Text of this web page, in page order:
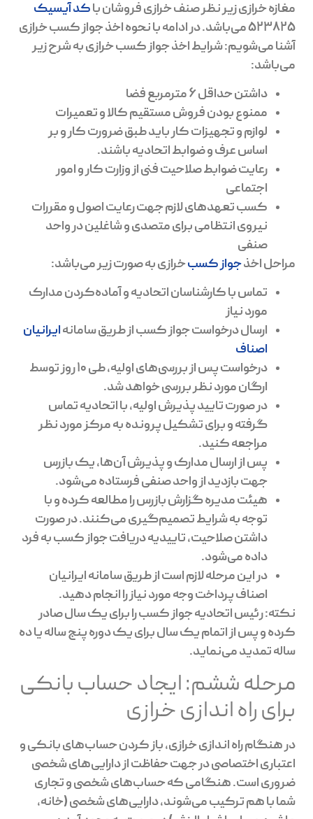
مغازه خرازی زیر نظر صنف خرازی فروشان باکد آیسیک
523825 می‌باشد. در ادامه با نحوه اخذ جواز کسب خرازی
آشنا می‌شویم: شرایط اخذ جواز کسب خرازی به شرح زیر
می‌باشد:
داشتن حداقل 6 مترمربع فضا
ممنوع بودن فروش مستقیم کالا و تعمیرات
لوازم و تجهیزات کار باید طبق ضرورت کار و بر
اساس عرف و ضوابط اتحادیه باشند.
رعایت ضوابط صلاحیت فنی از وزارت کار و امور
اجتماعی
کسب تعهدهای لازم جهت رعایت اصول و مقررات
نیروی انتظامی برای متصدی و شاغلین در واحد
صنفی
مراحل اخذجواز کسبخرازی به صورت زیر می‌باشد:
تماس با کارشناسان اتحادیه و آماده‌کردن مدارک
مورد نیاز
ارسال درخواست جواز کسب از طریق سامانهایرانیان
اصناف
درخواست پس از بررسی‌های اولیه، طی 10 روز توسط
ارگان مورد نظر بررسی خواهد شد.
در صورت تایید پذیرش اولیه، با اتحادیه تماس
گرفته و برای تشکیل پرونده به مرکز مورد نظر
مراجعه کنید.
پس از ارسال مدارک و پذیرش آن‌ها، یک بازرس
جهت بازدید از واحد صنفی فرستاده می‌شود.
هیئت مدیره گزارش بازرس را مطالعه کرده و با
توجه به شرایط تصمیم‌گیری می‌کنند. در صورت
داشتن صلاحیت، تاییدیه دریافت جواز کسب به فرد
داده می‌شود.
در این مرحله لازم است از طریق سامانه ایرانیان
اصناف پرداخت وجه مورد نیاز را انجام دهید.
نکته:رئیس اتحادیه جواز کسب را برای یک سال صادر
کرده و پس از اتمام یک سال برای یک دوره پنج ساله یا ده
ساله تمدید می‌نماید.
مرحله ششم: ایجاد حساب بانکی
برای راه اندازی خرازی
در هنگام راه اندازی خرازی، باز کردن حساب‌های بانکی و
اعتباری اختصاصی در جهت حفاظت از دارایی‌های شخصی
ضروری است. هنگامی که حساب‌های شخصی و تجاری
شما با هم ترکیب می‌شوند، دارایی‌های شخصی (خانه،